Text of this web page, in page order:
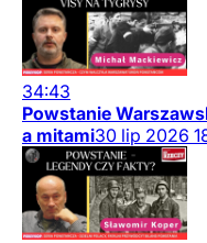
34:43
Powstanie
a mitami30 lip 2026